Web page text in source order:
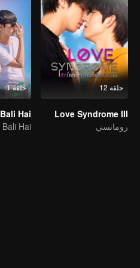
حلقة 12
Love Syndrome III
رومانسي
حلقة 1
Bali Hai
Bali Hai